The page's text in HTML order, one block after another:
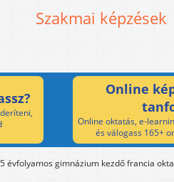
Szakmai képzések
Online
Online oktatás, e-
és válogass 165+
5 évfolyamos gimnázium kezdő francia